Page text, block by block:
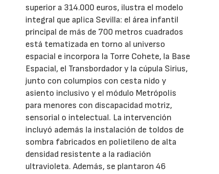
superior a 314.000 euros, ilustra el modelo
integral que aplica Sevilla: el área infantil
principal de más de 700 metros cuadrados
está tematizada en torno al universo
espacial e incorpora la Torre Cohete, la Base
Espacial, el Transbordador y la cúpula Sirius,
junto con columpios con cesta nido y
asiento inclusivo y el módulo Metrópolis
para menores con discapacidad motriz,
sensorial o intelectual. La intervención
incluyó además la instalación de toldos de
sombra fabricados en polietileno de alta
densidad resistente a la radiación
ultravioleta. Además, se plantaron 46